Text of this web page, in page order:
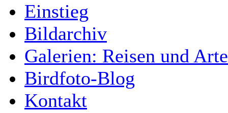
Einstieg
Bildarchiv
Galerien: Reisen und
Birdfoto-Blog
Kontakt